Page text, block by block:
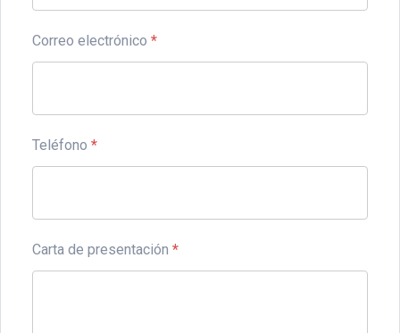
Correo electrónico *
Teléfono *
Carta de presentación *